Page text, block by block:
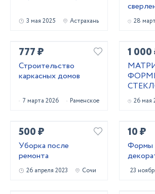
3 мая 2025 Астрахань 28
777 ₽
Строительство
каркасных домов
7 марта 2026 Раменское
1 000
ДЛЯ
26 мая
500 ₽
Уборка после
ремонта
26 апреля 2023 Сочи
10 ₽
Формы
23